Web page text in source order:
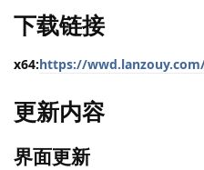
下载链接
x64:https://
更新内容
界面更新